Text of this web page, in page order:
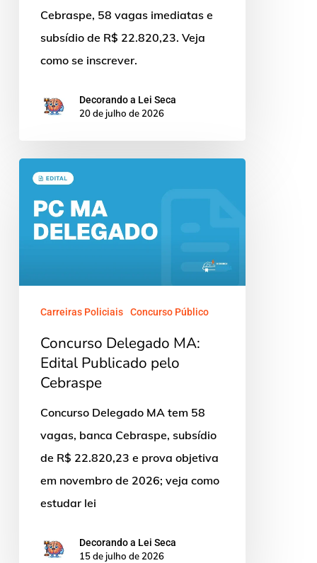
Cebraspe, 58 vagas imediatas e
subsídio de R$ 22.820,23. Veja
como se inscrever.
Decorando a Lei Seca
20 de julho de 2026
Concurso
MA:
Edital
pelo
Cebraspe
Carreiras Policiais Concurso Público
Concurso Delegado MA:
Edital Publicado pelo
Cebraspe
Concurso Delegado MA tem 58
vagas, banca Cebraspe, subsídio
de R$ 22.820,23 e prova objetiva
em novembro de 2026; veja como
estudar lei
Decorando a Lei Seca
15 de julho de 2026